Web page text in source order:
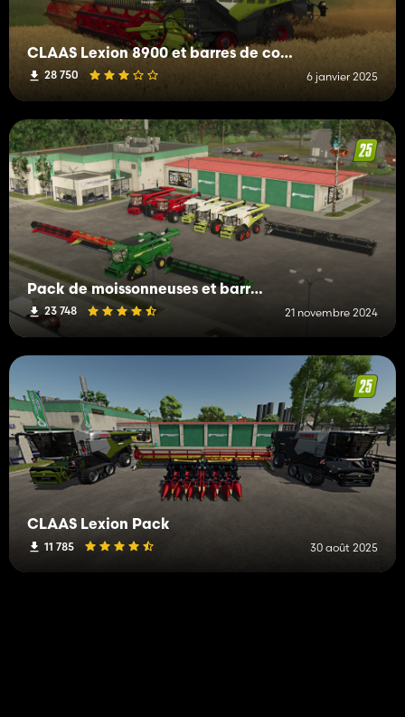
CLAAS Lexion 8900 et barres de coupes
28 750 6 janvier 2025
Pack de moissonneuses et barres de coupes
23 748 21 novembre 2024
CLAAS Lexion Pack
11 785 30 août 2025